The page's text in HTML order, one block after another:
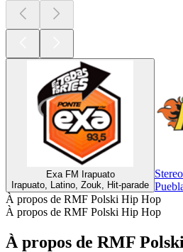
Exa FM Irapuato
Irapuato, Latino, Zouk, Hit-parade
À propos de RMF Polski Hip Hop
À propos de RMF Polski Hip Hop
À propos de RMF